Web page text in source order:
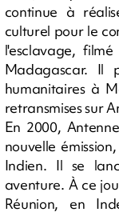
continue à
culturel pour le
l'esclavage,
Madagascar. Il
humanitaires à
retransmises sur
En 2000,
nouvelle
Indien. Il se
aventure. À ce
Réunion, en